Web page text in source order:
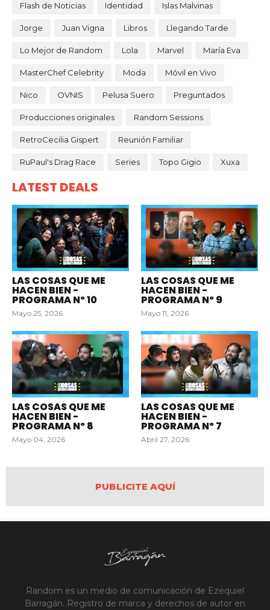
Flash de Noticias Identidad Islas Malvinas
Jorge Juan Vigna Libros Llegando Tarde
Lo Mejor de Random Lola Marvel María Eva
MasterChef Celebrity Moda Móvil en Vivo
Nico OVNIS Pelusa Suero Preguntados
Producciones originales Random Sessions
RetroCecilia Gispert Reunión Familiar
RuPaul's Drag Race Series Topo Gigio Xuxa
LATEST DEALS
LAS COSAS QUE ME
HACEN BIEN -
PROGRAMA Nº 10
Mayo 25, 2026
LAS COSAS QUE ME
HACEN BIEN -
PROGRAMA Nº 9
Mayo 11, 2026
LAS COSAS QUE ME
HACEN BIEN -
PROGRAMA Nº 8
Mayo 04, 2026
LAS COSAS QUE ME
HACEN BIEN -
PROGRAMA Nº 7
Abril 27, 2026
PUBLICITE AQUÍ
Random es un medio de comunicación de Ezequiel
Barragán. Registro de marca y derechos de autor en